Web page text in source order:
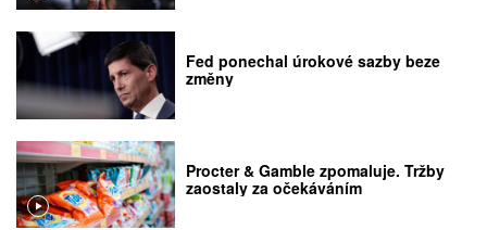
Fed ponechal úrokové sazby beze
změny
Procter & Gamble zpomaluje. Tržby
zaostaly za očekáváním